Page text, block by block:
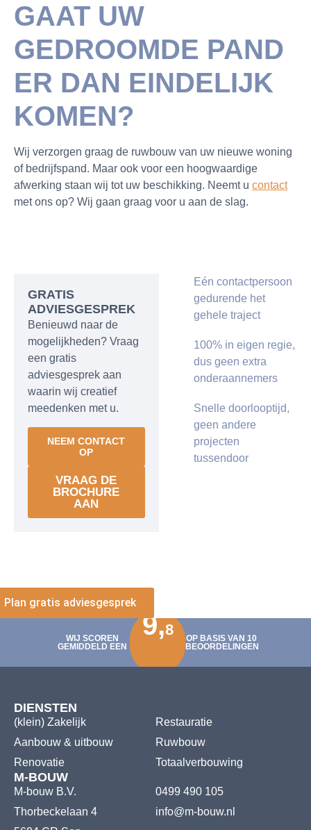
GAAT UW
GEDROOMDE PAND
ER DAN EINDELIJK
KOMEN?
Wij verzorgen graag de ruwbouw van uw nieuwe woning
of bedrijfspand. Maar ook voor een hoogwaardige
afwerking staan wij tot uw beschikking. Neemt u contact
met ons op? Wij gaan graag voor u aan de slag.
GRATIS
ADVIESGESPREK
Benieuwd naar de
mogelijkheden? Vraag
een gratis
adviesgesprek aan
waarin wij creatief
meedenken met u.
NEEM CONTACT
OP
VRAAG DE
BROCHURE
AAN
Eén contactpersoon
gedurende het
gehele traject
100% in eigen regie,
dus geen extra
onderaannemers
Snelle doorlooptijd,
geen andere
projecten
tussendoor
Plan gratis adviesgesprek
WIJ SCOREN
GEMIDDELD EEN
9,8
OP BASIS VAN 10
BEOORDELINGEN
DIENSTEN
(klein) Zakelijk
Aanbouw & uitbouw
Renovatie
Restauratie
Ruwbouw
Totaalverbouwing
M-BOUW
M-bouw B.V.
Thorbeckelaan 4
0499 490 105
info@m-bouw.nl